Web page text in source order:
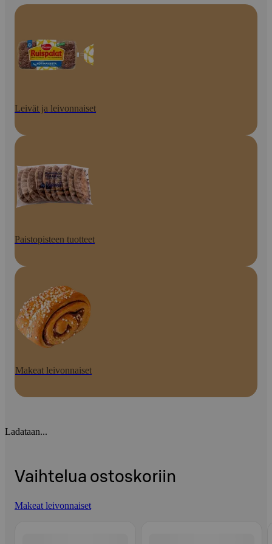
Leivät ja leivonnaiset
Paistopisteen tuotteet
Makeat leivonnaiset
Ladataan...
Vaihtelua ostoskoriin
Makeat leivonnaiset